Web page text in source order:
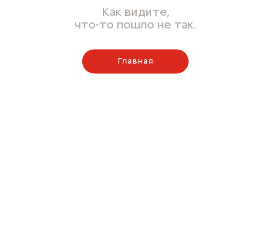
Как видите,
что-то пошло не так.
Главная